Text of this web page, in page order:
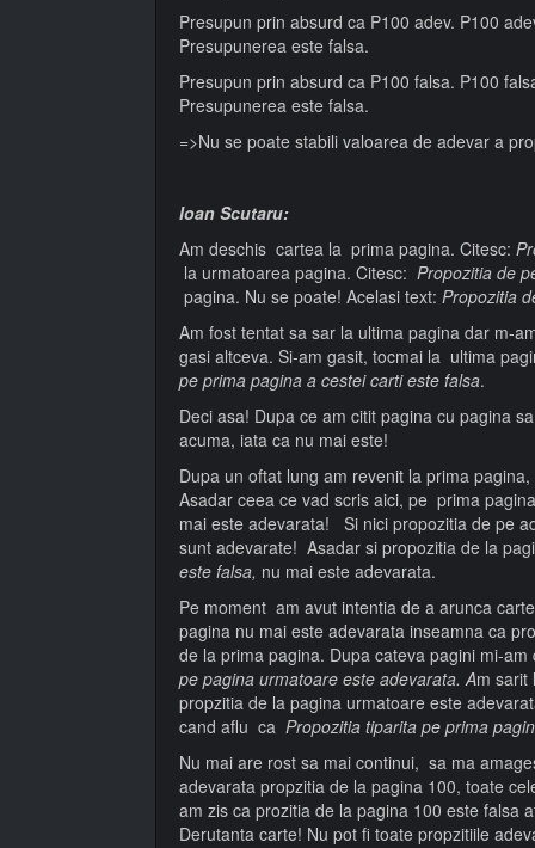
Presupun prin absurd ca P100 adev. P100
Presupunerea este falsa.
Presupun prin absurd ca P100 falsa. P100
Presupunerea este falsa.
=>Nu se poate stabili valoarea de adevar a
Ioan Scutaru:
Am deschis cartea la prima pagina. Citesc:
la urmatoarea pagina. Citesc: Propozitia de
pagina. Nu se poate! Acelasi text: Propozitia
Am fost tentat sa sar la ultima pagina dar
gasi altceva. Si-am gasit, tocmai la ultima
pe prima pagina a cestei carti este falsa.
Deci asa! Dupa ce am citit pagina cu pagina
acuma, iata ca nu mai este!
Dupa un oftat lung am revenit la prima
Asadar ceea ce vad scris aici, pe prima
mai este adevarata! Si nici propozitia de pe
sunt adevarate! Asadar si propozitia de la
este falsa, nu mai este adevarata.
Pe moment am avut intentia de a arunca
pagina nu mai este adevarata inseamna ca
de la prima pagina. Dupa cateva pagini mi-
pe pagina urmatoare este adevarata. Am sarit
propzitia de la pagina urmatoare este
cand aflu ca Propozitia tiparita pe prima
Nu mai are rost sa mai continui, sa ma
adevarata propzitia de la pagina 100, toate
am zis ca prozitia de la pagina 100 este falsa
Derutanta carte! Nu pot fi toate propzitiile